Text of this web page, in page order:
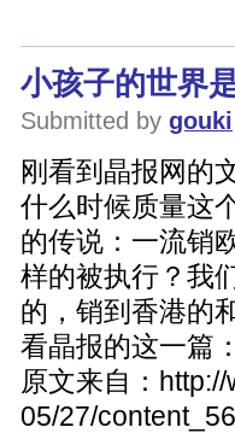
小孩子的世界
Submitted by gouki
刚看到晶报网的
什么时候质量这
的传说：一流销
样的被执行？我
的，销到香港的
看晶报的这一篇
原文来自：
05/27/